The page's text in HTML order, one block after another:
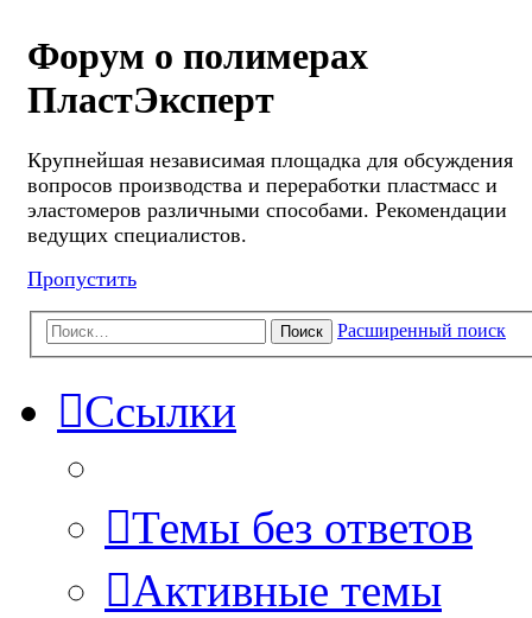
Форум о полимерах
ПластЭксперт
Крупнейшая независимая площадка для обсуждения
вопросов производства и переработки пластмасс и
эластомеров различными способами. Рекомендации
ведущих специалистов.
Пропустить
Поиск Расширенный поиск
Ссылки
Темы без ответов
Активные темы